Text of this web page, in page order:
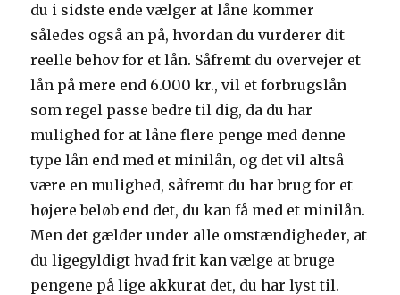
du i sidste ende vælger at låne kommer
således også an på, hvordan du vurderer dit
reelle behov for et lån. Såfremt du overvejer et
lån på mere end 6.000 kr., vil et forbrugslån
som regel passe bedre til dig, da du har
mulighed for at låne flere penge med denne
type lån end med et minilån, og det vil altså
være en mulighed, såfremt du har brug for et
højere beløb end det, du kan få med et minilån.
Men det gælder under alle omstændigheder, at
du ligegyldigt hvad frit kan vælge at bruge
pengene på lige akkurat det, du har lyst til.